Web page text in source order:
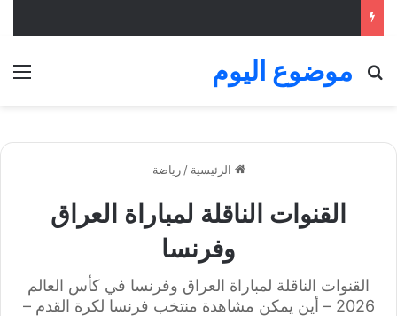
موضوع اليوم
بحث عن
الرئيسية / رياضة
القنوات الناقلة لمباراة العراق
وفرنسا
القنوات الناقلة لمباراة العراق وفرنسا في كأس العالم
2026 – أين يمكن مشاهدة منتخب فرنسا لكرة القدم –